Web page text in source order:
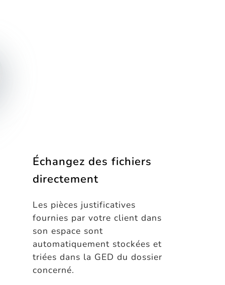
Échangez des fichiers
directement
Les pièces justificatives
fournies par votre client dans
son espace sont
automatiquement stockées et
triées dans la GED du dossier
concerné.